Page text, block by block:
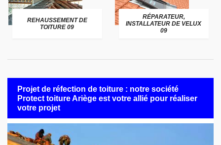
REHAUSSEMENT DE
TOITURE 09
RÉPARATEUR,
INSTALLATEUR DE VELUX
09
Projet de réfection de toiture : notre société
Protect toiture Ariège est votre allié pour réaliser
votre projet